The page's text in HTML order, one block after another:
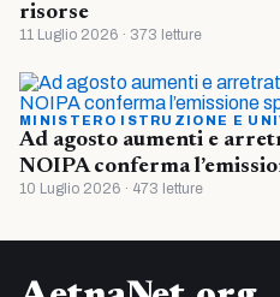
risorse
11 Luglio 2026 · 373 letture
MINISTERO ISTRUZIONE E
Ad agosto aumenti e
NOIPA conferma
10 Luglio 2026 · 473 letture